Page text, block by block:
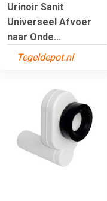
Urinoir Sanit
Universeel Afvoer
naar Onde...
Tegeldepot.nl